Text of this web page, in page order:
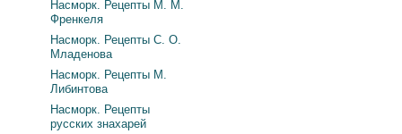
Насморк. Рецепты М. М.
Френкеля
Насморк. Рецепты С. О.
Младенова
Насморк. Рецепты М.
Либинтова
Насморк. Рецепты
русских знахарей